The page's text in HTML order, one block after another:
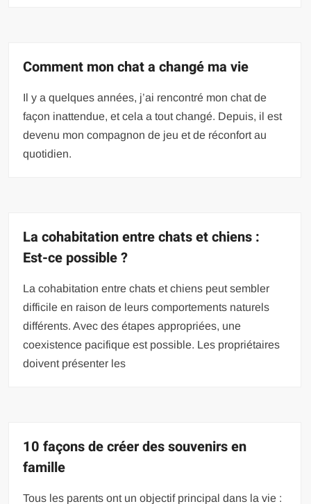
Comment mon chat a changé ma vie
Il y a quelques années, j’ai rencontré mon chat de
façon inattendue, et cela a tout changé. Depuis, il est
devenu mon compagnon de jeu et de réconfort au
quotidien.
La cohabitation entre chats et chiens :
Est-ce possible ?
La cohabitation entre chats et chiens peut sembler
difficile en raison de leurs comportements naturels
différents. Avec des étapes appropriées, une
coexistence pacifique est possible. Les propriétaires
doivent présenter les
10 façons de créer des souvenirs en
famille
Tous les parents ont un objectif principal dans la vie :